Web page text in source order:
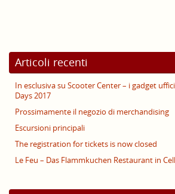
Articoli recenti
In esclusiva su Scooter Center – i gadget
Days 2017
Prossimamente il negozio di merchandising
Escursioni principali
The registration for tickets is now closed
Le Feu – Das Flammkuchen Restaurant in